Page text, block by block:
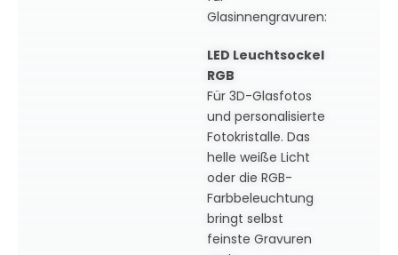
Glasinnengravuren:
LED Leuchtsockel
RGB
Für 3D-Glasfotos
und personalisierte
Fotokristalle. Das
helle weiße Licht
oder die RGB-
Farbbeleuchtung
bringt selbst
feinste Gravuren